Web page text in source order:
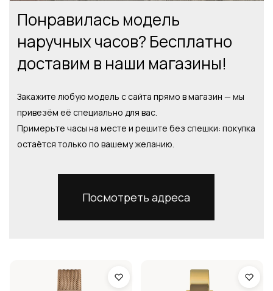
Понравилась модель
наручных часов? Бесплатно
доставим в наши магазины!
Закажите любую модель с сайта прямо в магазин — мы
привезём её специально для вас.
Примерьте часы на месте и решите без спешки: покупка
остаётся только по вашему желанию.
Посмотреть адреса